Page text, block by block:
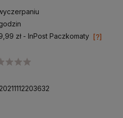
zł - InPost Paczkomaty
kosztów płatności